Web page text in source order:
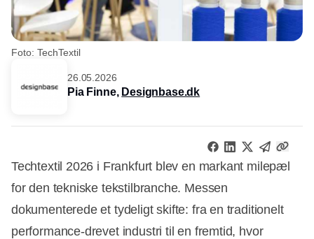
Foto: TechTextil
26.05.2026
Pia Finne, Designbase.dk
Techtextil 2026 i Frankfurt blev en markant milepæl
for den tekniske tekstilbranche. Messen
dokumenterede et tydeligt skifte: fra en traditionelt
performance-drevet industri til en fremtid, hvor